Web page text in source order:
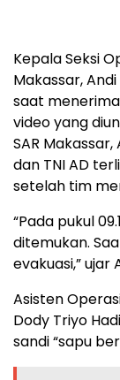
Kepala Seksi
Makassar,
saat
video yang
SAR
dan TNI AD
setelah tim
“Pada pukul
ditemukan.
evakuasi,”
Asisten
Dody Triyo
sandi “sapu